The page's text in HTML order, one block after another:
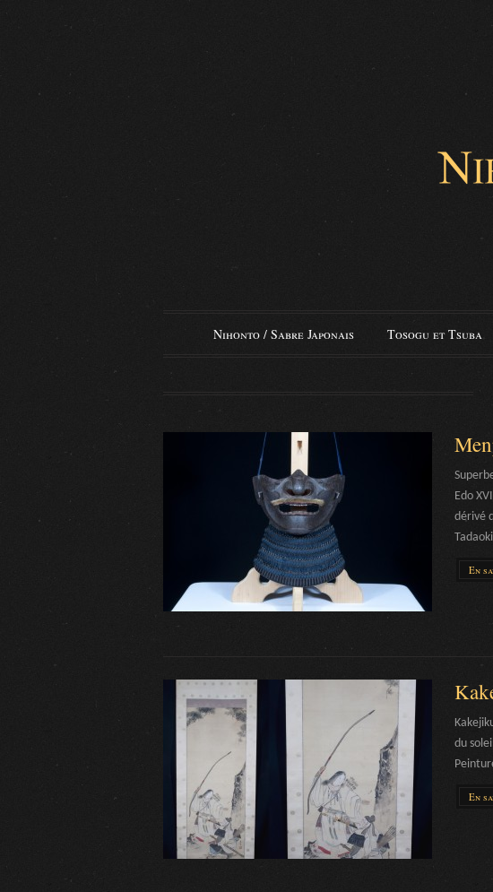
Nihonto / Sabre Japonais Tosogu et Tsuba
Edo
dérivé
En
du
En